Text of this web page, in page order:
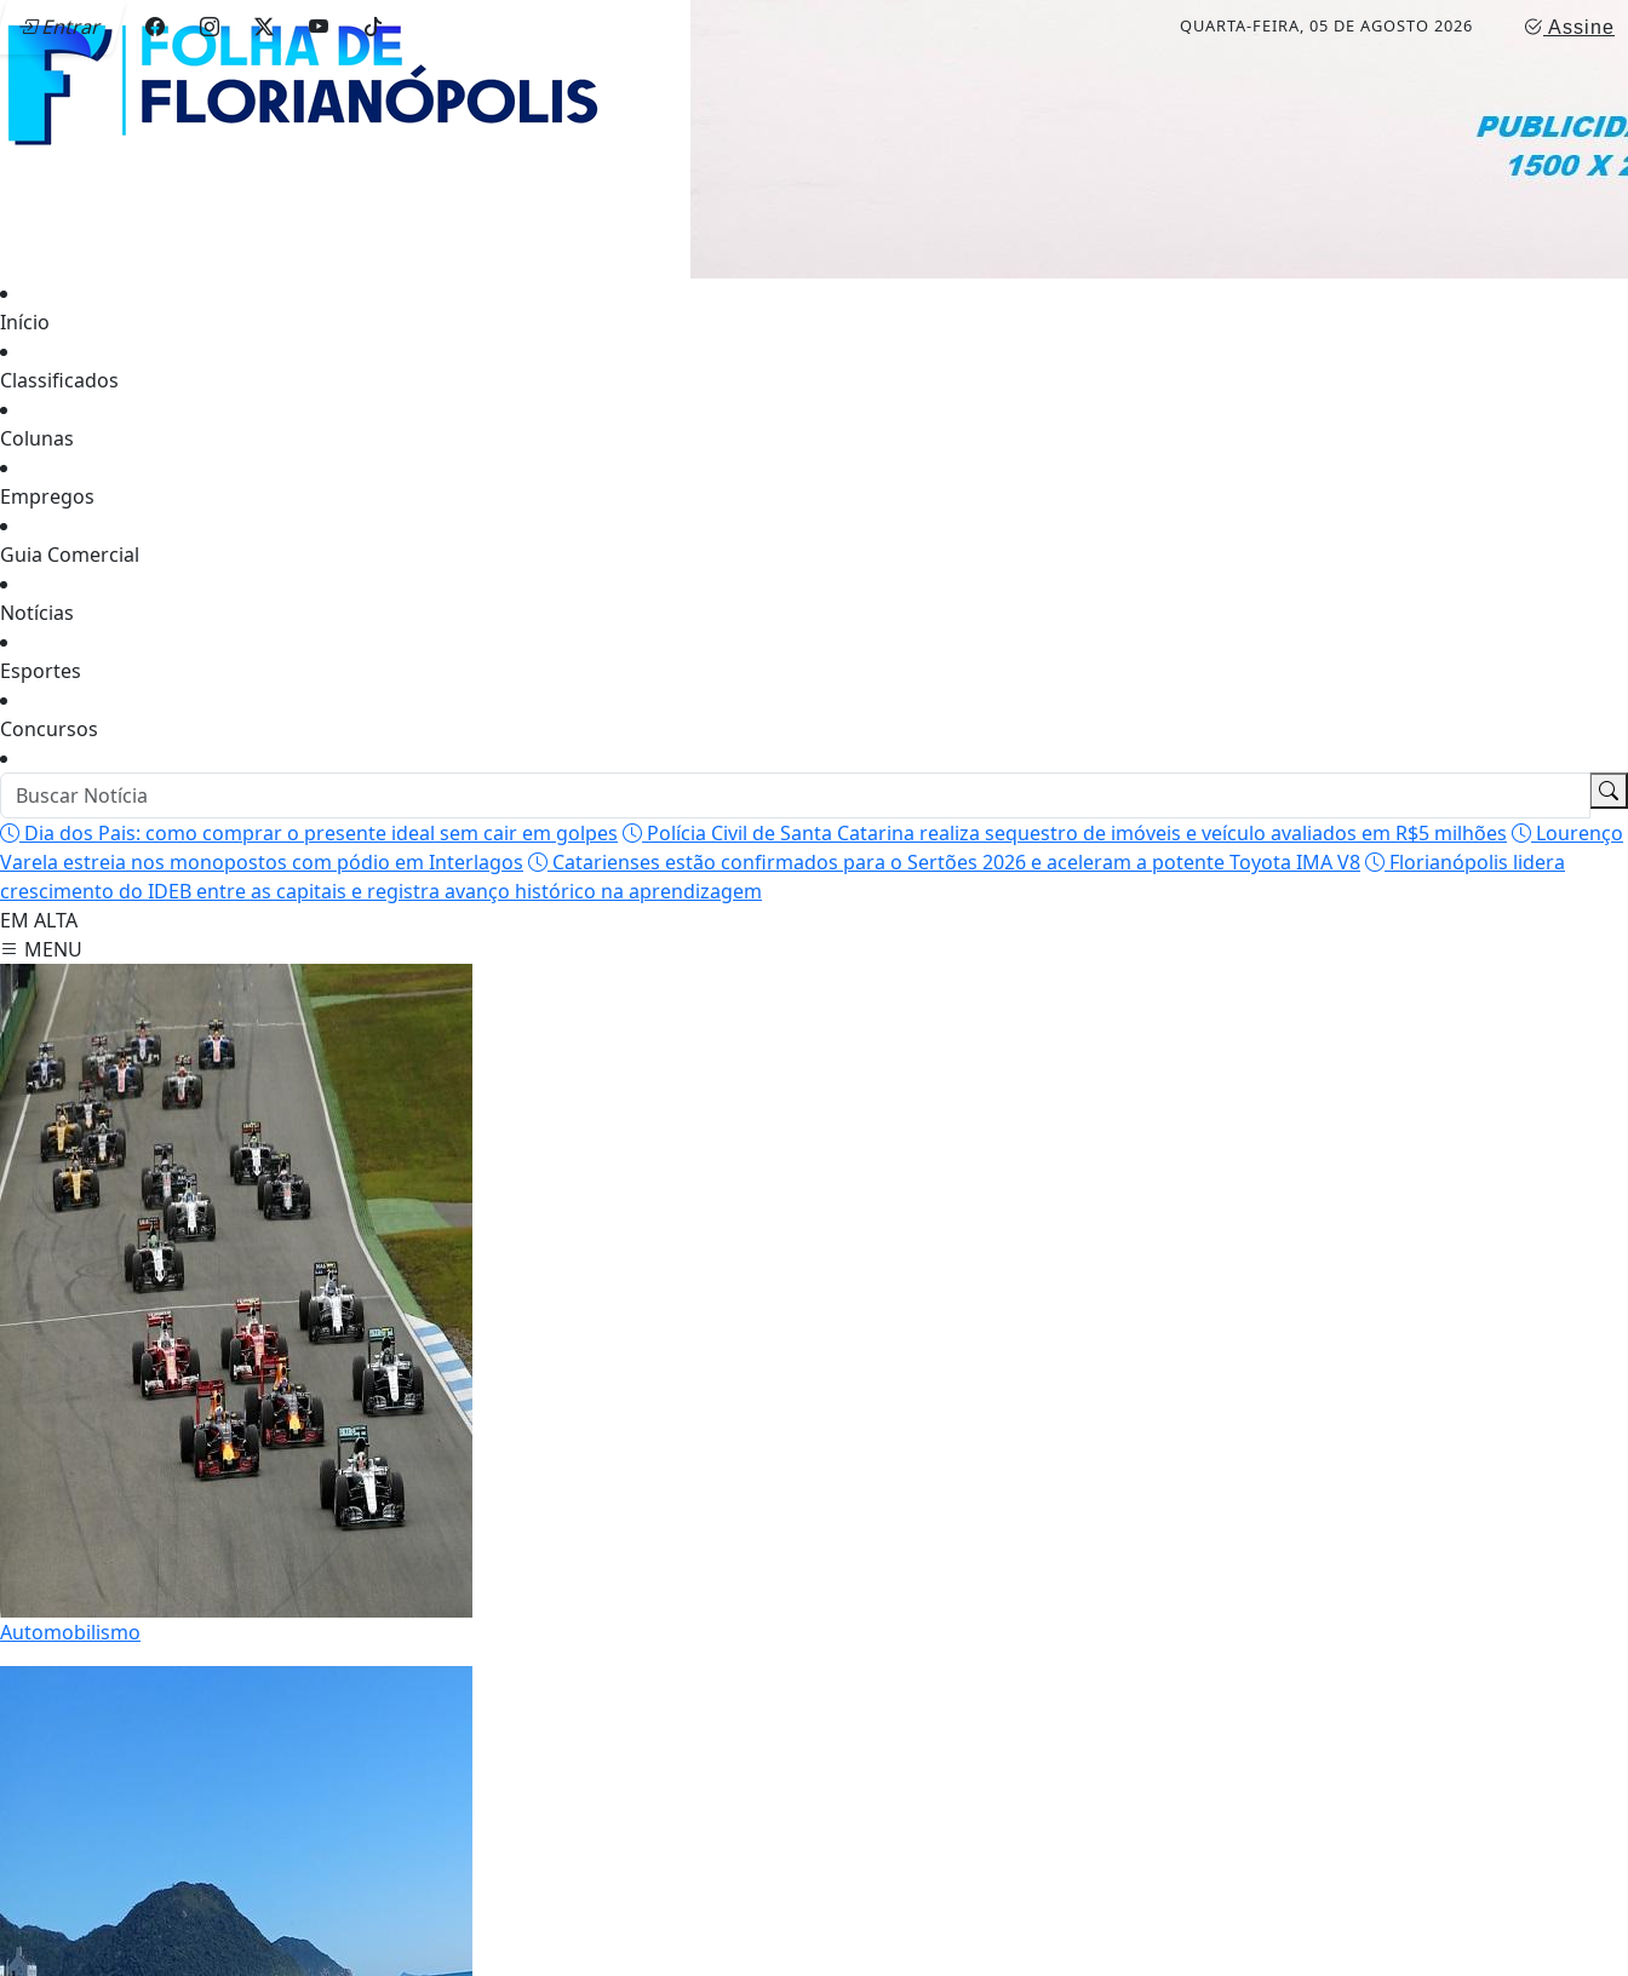
Entrar Assine
QUARTA-FEIRA, 05 DE AGOSTO 2026
Início
Classificados
Colunas
Empregos
Guia Comercial
Notícias
Esportes
Concursos
Dia dos Pais: como comprar o presente ideal sem cair em golpes Polícia Civil de Santa Catarina realiza sequestro de imóveis e veículo avaliados em R$5 milhões
Lourenço
Varela estreia nos monopostos com pódio em Interlagos
Catarienses estão confirmados para o Sertões 2026 e aceleram a potente Toyota IMA V8
Florianópolis lidera
crescimento do IDEB entre as capitais e registra avanço histórico na aprendizagem
EM ALTA
MENU
Automobilismo